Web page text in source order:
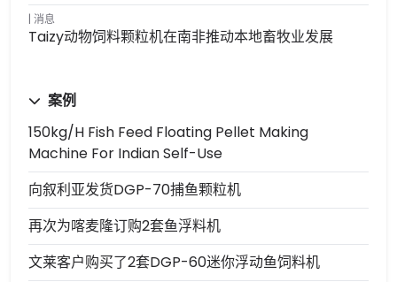
消息
Taizy动物饲料颗粒机在南非推动本地畜牧业发展
案例
150kg/h Fish Feed Floating Pellet Making
Machine For Indian Self-Use
向叙利亚发货DGP-70捕鱼颗粒机
再次为喀麦隆订购2套鱼浮料机
文莱客户购买了2套DGP-60迷你浮动鱼饲料机